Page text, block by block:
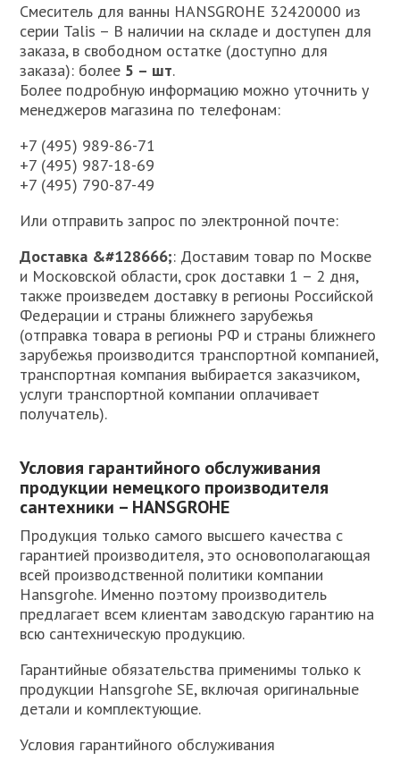
Смеситель для ванны HANSGROHE 32420000 из
серии Talis – В наличии на складе и доступен для
заказа, в свободном остатке (доступно для
заказа): более 5 – шт.
Более подробную информацию можно уточнить у
менеджеров магазина по телефонам:
+7 (495) 989-86-71
+7 (495) 987-18-69
+7 (495) 790-87-49
Или отправить запрос по электронной почте:
Доставка &#128666;: Доставим товар по Москве
и Московской области, срок доставки 1 – 2 дня,
также произведем доставку в регионы Российской
Федерации и страны ближнего зарубежья
(отправка товара в регионы РФ и страны ближнего
зарубежья производится транспортной компанией,
транспортная компания выбирается заказчиком,
услуги транспортной компании оплачивает
получатель).
Условия гарантийного обслуживания
продукции немецкого производителя
сантехники – HANSGROHE
Продукция только самого высшего качества с
гарантией производителя, это основополагающая
всей производственной политики компании
Hansgrohe. Именно поэтому производитель
предлагает всем клиентам заводскую гарантию на
всю сантехническую продукцию.
Гарантийные обязательства применимы только к
продукции Hansgrohe SE, включая оригинальные
детали и комплектующие.
Условия гарантийного обслуживания